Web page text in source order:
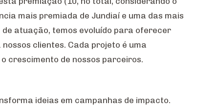
mais premiada de Jundiaí e uma das mais
de atuação, temos evoluído para oferecer
clientes. Cada projeto é uma
crescimento de nossos parceiros.
ideias em campanhas de impacto.